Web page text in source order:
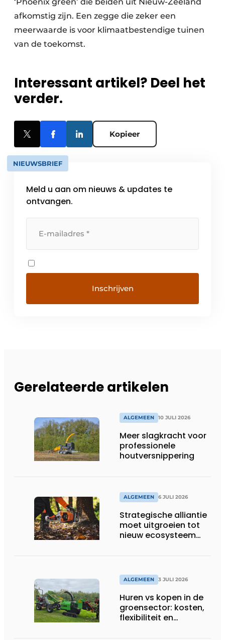
afkomstig zijn. Een zegge die zeker een
meerwaarde is voor klimaatbestendige tuinen
van de toekomst.
Interessant artikel? Deel het
verder.
Kopieer
NIEUWSBRIEF
Meld u aan om nieuws & updates te
ontvangen.
Gerelateerde artikelen
ALGEMEEN 10 JULI 2026
Meer slagkracht voor
professionele
houtversnippering
ALGEMEEN 6 JULI 2026
Strategische alliantie
moet uitgroeien tot
nieuw ecosysteem
ALGEMEEN 3 JULI 2026
Huren vs kopen in de
groensector: kosten,
flexibiliteit en